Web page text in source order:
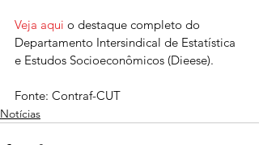
Veja aqui o destaque completo do
Departamento Intersindical de Estatística
e Estudos Socioeconômicos (Dieese).
Fonte: Contraf-CUT
Notícias